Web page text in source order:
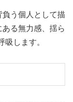
う個人として描
る無力感、揺ら
します。